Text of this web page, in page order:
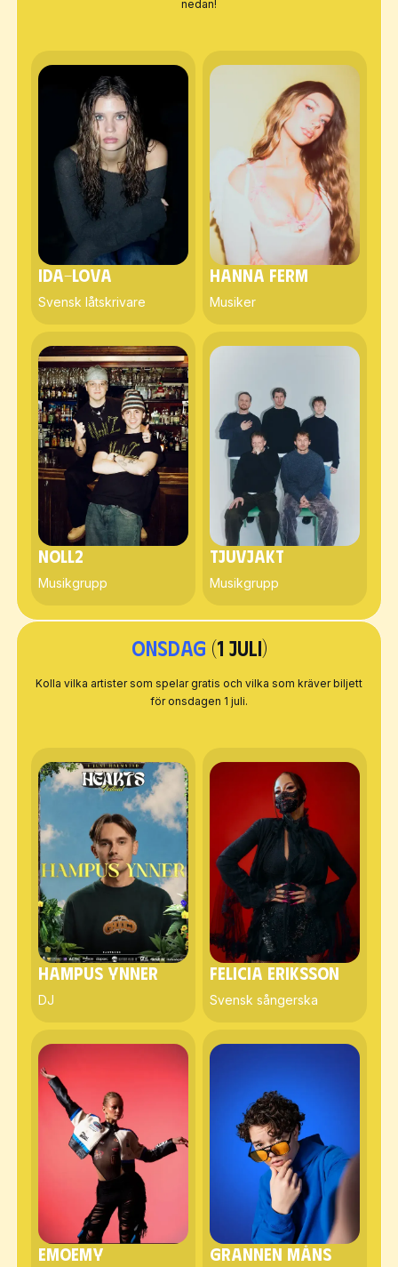
nedan!
Ida-Lova
Svensk låtskrivare
Hanna Ferm
Musiker
Noll2
Musikgrupp
Tjuvjakt
Musikgrupp
Onsdag (1 juli)
Kolla vilka artister som spelar gratis och vilka som kräver biljett
för onsdagen 1 juli.
Hampus Ynner
DJ
Felicia Eriksson
Svensk sångerska
Emoemy Grannen Måns